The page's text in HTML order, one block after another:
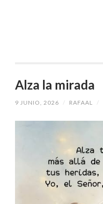
Alza la mirada
9 JUNIO, 2026 / RAFAAL /